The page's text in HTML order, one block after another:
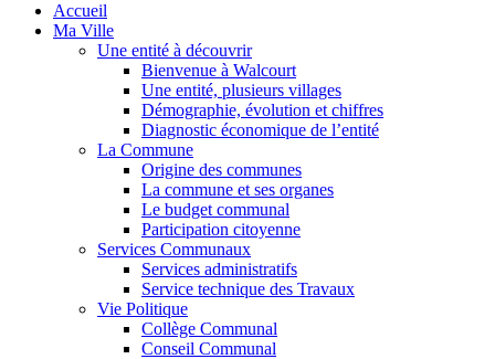
Accueil
Ma Ville
Une entité à découvrir
Bienvenue à Walcourt
Une entité, plusieurs villages
Démographie, évolution et chiffres
Diagnostic économique de l’entité
La Commune
Origine des communes
La commune et ses organes
Le budget communal
Participation citoyenne
Services Communaux
Services administratifs
Service technique des Travaux
Vie Politique
Collège Communal
Conseil Communal